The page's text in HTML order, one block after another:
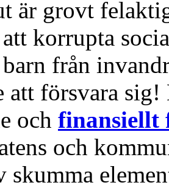
är grovt
korrupta
från
att försvara
och finansiellt
och
skumma